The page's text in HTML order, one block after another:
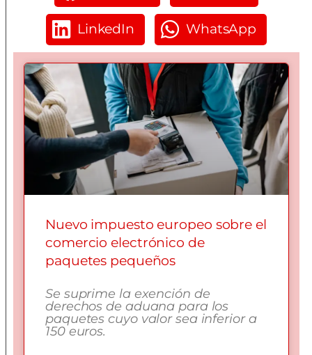
LinkedIn WhatsApp
Nuevo impuesto europeo sobre el
comercio electrónico de
paquetes pequeños
Se suprime la exención de
derechos de aduana para los
paquetes cuyo valor sea inferior a
150 euros.